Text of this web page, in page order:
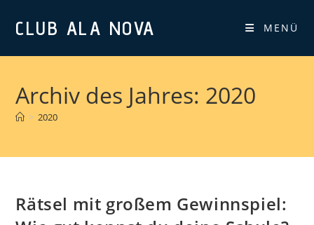
InhaltCLUB ALA NOVA MENÜ
Archiv des Jahres: 2020
> 2020
Rätsel mit großem Gewinnspiel: